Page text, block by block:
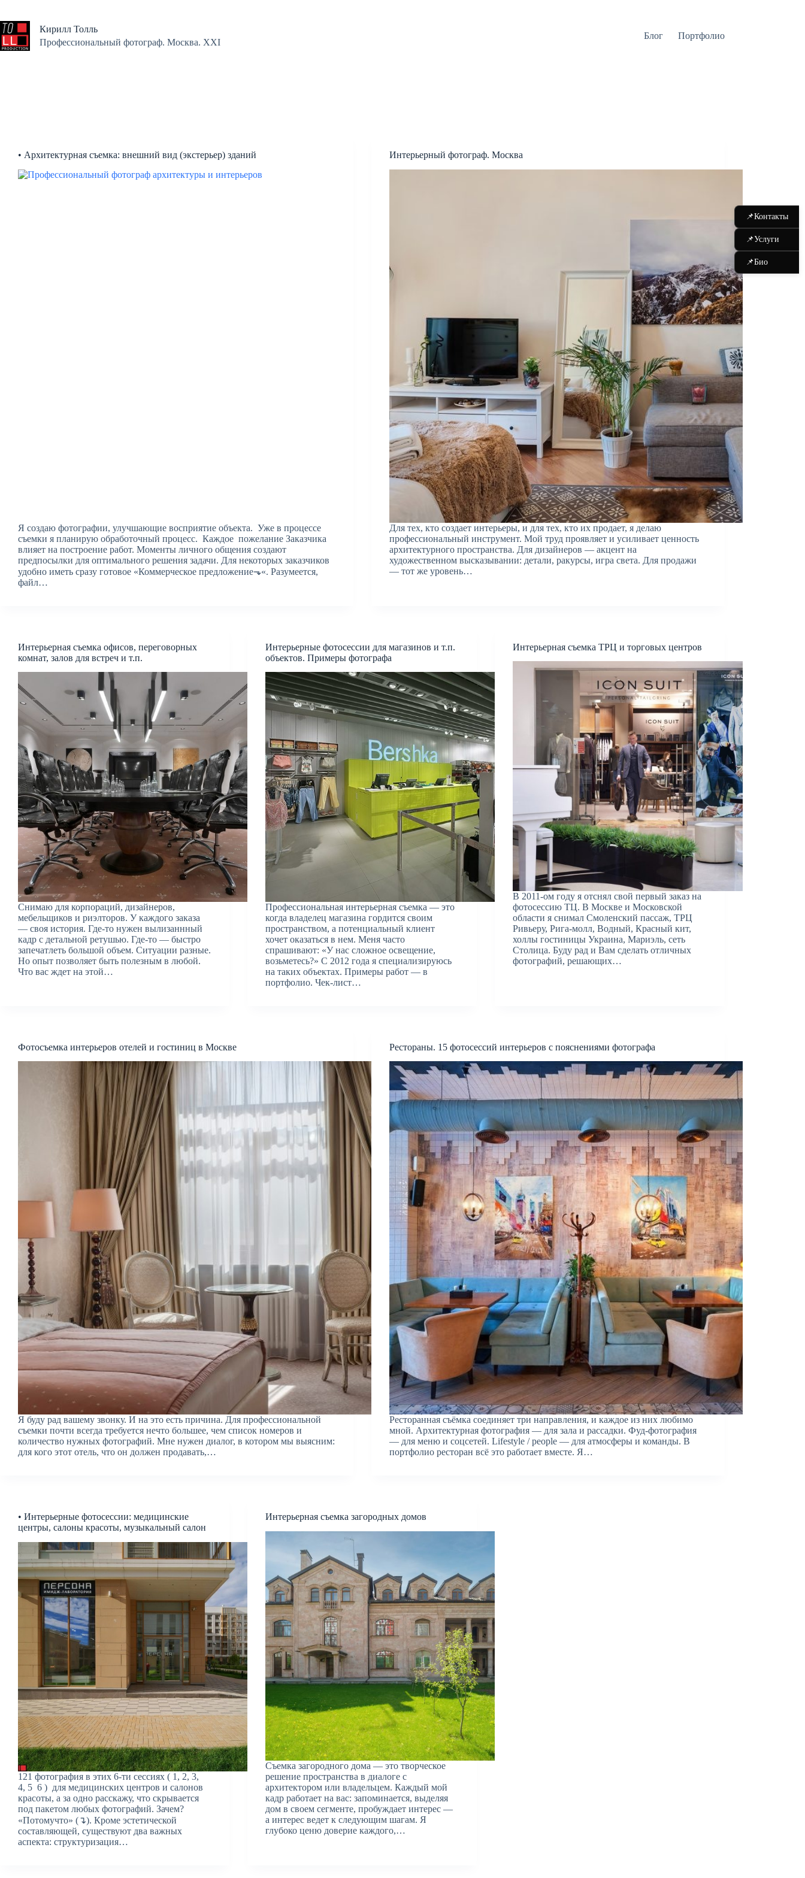
сути
Кирилл Толль
Профессиональный фотограф. Москва. XXI
Блог Портфолио
• Архитектурная съемка: внешний вид (экстерьер) зданий
Я создаю фотографии, улучшающие восприятие объекта. Уже в процессе
съемки я планирую обработочный процесс. Каждое пожелание Заказчика
влияет на построение работ. Моменты личного общения создают
предпосылки для оптимального решения задачи. Для некоторых заказчиков
удобно иметь сразу готовое «Коммерческое предложение⬎«. Разумеется,
файл…
Интерьерный фотограф. Москва
Для тех, кто создает интерьеры, и для тех, кто их продает, я делаю
профессиональный инструмент. Мой труд проявляет и усиливает ценность
архитектурного пространства. Для дизайнеров — акцент на
художественном высказывании: детали, ракурсы, игра света. Для продажи
— тот же уровень…
Интерьерная съемка офисов, переговорных
комнат, залов для встреч и т.п.
Снимаю для корпораций, дизайнеров,
мебельщиков и риэлторов. У каждого заказа
— своя история. Где-то нужен вылизаннный
кадр с детальной ретушью. Где-то — быстро
запечатлеть большой объем. Ситуации разные.
Но опыт позволяет быть полезным в любой.
Что вас ждет на этой…
Интерьерные фотосессии для магазинов и т.п.
объектов. Примеры фотографа
Профессиональная интерьерная съемка — это
когда владелец магазина гордится своим
пространством, а потенциальный клиент
хочет оказаться в нем. Меня часто
спрашивают: «У нас сложное освещение,
возьметесь?» С 2012 года я специализируюсь
на таких объектах. Примеры работ — в
портфолио. Чек-лист…
Интерьерная съемка ТРЦ и торговых центров
В 2011-ом году я отснял свой первый заказ на
фотосессию ТЦ. В Москве и Московской
области я снимал Смоленский пассаж, ТРЦ
Ривьеру, Рига-молл, Водный, Красный кит,
холлы гостиницы Украина, Мариэль, сеть
Столица. Буду рад и Вам сделать отличных
фотографий, решающих…
Фотосъемка интерьеров отелей и гостиниц в Москве
Я буду рад вашему звонку. И на это есть причина. Для профессиональной
съемки почти всегда требуется нечто большее, чем список номеров и
количество нужных фотографий. Мне нужен диалог, в котором мы выясним:
для кого этот отель, что он должен продавать,…
Рестораны. 15 фотосессий интерьеров с пояснениями фотографа
Ресторанная съёмка соединяет три направления, и каждое из них любимо
мной. Архитектурная фотография — для зала и рассадки. Фуд-фотография
— для меню и соцсетей. Lifestyle / people — для атмосферы и команды. В
портфолио ресторан всё это работает вместе. Я…
• Интерьерные фотосессии: медицинские
центры, салоны красоты, музыкальный салон
121 фотография в этих 6-ти сессиях ( 1, 2, 3,
4, 5 6 ) для медицинских центров и салонов
красоты, а за одно расскажу, что скрывается
под пакетом любых фотографий. Зачем?
«Потомучто» (↴). Кроме эстетической
составляющей, существуют два важных
аспекта: структуризация…
Интерьерная съемка загородных домов
Съемка загородного дома — это творческое
решение пространства в диалоге с
архитектором или владельцем. Каждый мой
кадр работает на вас: запоминается, выделяя
дом в своем сегменте, пробуждает интерес —
а интерес ведет к следующим шагам. Я
глубоко ценю доверие каждого,…
📌Контакты
📌Услуги
📌Био